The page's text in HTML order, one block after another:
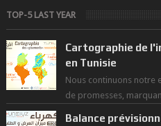
TOP-5 LAST YEAR
Cartographie de
en Tunisie
Nous continuons notre
de promesses,
Balance